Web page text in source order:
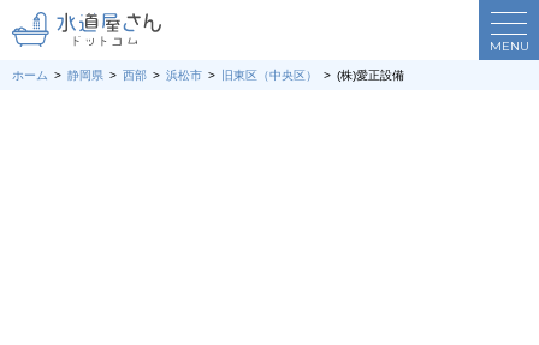
MENU
ホーム 静岡県 西部 浜松市 旧東区（中央区） (株)愛正設備